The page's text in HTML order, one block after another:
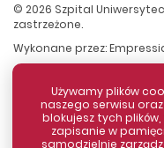
© 2026 Szpital
zastrzeżone.
Wykonane przez:
Używamy plików
naszego serwisu
blokujesz tych
zapisanie w
samodzielnie